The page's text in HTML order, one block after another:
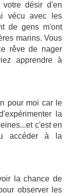
votre désir d'en
vécu avec les
de gens m'ont
marins. Vous
rêve de nager
apprendre à
pour moi car le
la
c'est en
accéder à la
la chance de
observer les